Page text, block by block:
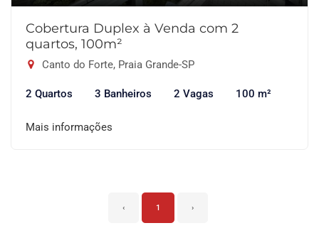
Cobertura Duplex à Venda com 2
quartos, 100m²
Canto do Forte, Praia Grande-SP
2 Quartos 3 Banheiros 2 Vagas 100 m²
Mais informações
‹ 1 ›